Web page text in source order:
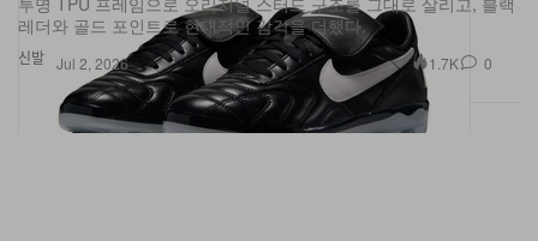
신발
레더와 골드 포인트로 현대적인 감각을 더했다.
Jul 2, 2026 1.7K 0